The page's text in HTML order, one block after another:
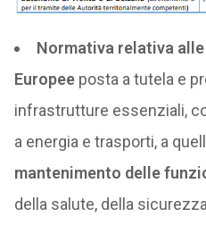
Normativa relativa alle
Europeeposta a tutela e
infrastrutture essenziali,
a energia e trasporti, a
mantenimento delle
della salute, della